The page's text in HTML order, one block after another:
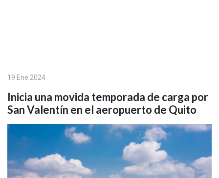
19 Ene 2024
Inicia una movida temporada de carga por
San Valentín en el aeropuerto de Quito